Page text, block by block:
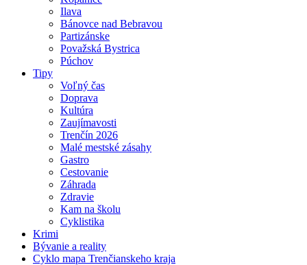
Ilava
Bánovce nad Bebravou
Partizánske
Považská Bystrica
Púchov
Tipy
Voľný čas
Doprava
Kultúra
Zaujímavosti
Trenčín 2026
Malé mestské zásahy
Gastro
Cestovanie
Záhrada
Zdravie
Kam na školu
Cyklistika
Krimi
Bývanie a reality
Cyklo mapa Trenčianskeho kraja